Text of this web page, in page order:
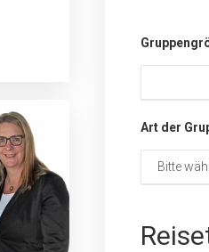
Art der